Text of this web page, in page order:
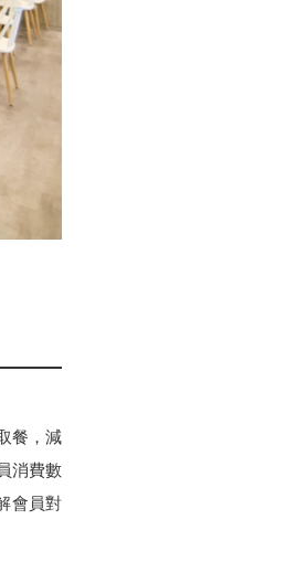
餐，減
消費數
會員對